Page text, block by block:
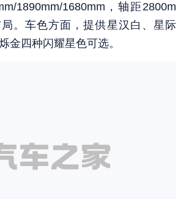
1890mm/1680mm，轴距2800m
。车色方面，提供星汉白、星际
金四种闪耀星色可选。